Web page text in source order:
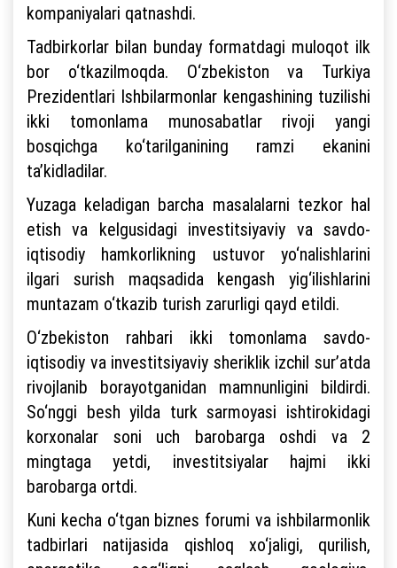
kompaniyalari qatnashdi.
Tadbirkorlar bilan bunday formatdagi muloqot ilk
bor o‘tkazilmoqda. O‘zbekiston va Turkiya
Prezidentlari Ishbilarmonlar kengashining tuzilishi
ikki tomonlama munosabatlar rivoji yangi
bosqichga ko‘tarilganining ramzi ekanini
ta’kidladilar.
Yuzaga keladigan barcha masalalarni tezkor hal
etish va kelgusidagi investitsiyaviy va savdo-
iqtisodiy hamkorlikning ustuvor yo‘nalishlarini
ilgari surish maqsadida kengash yig‘ilishlarini
muntazam o‘tkazib turish zarurligi qayd etildi.
O‘zbekiston rahbari ikki tomonlama savdo-
iqtisodiy va investitsiyaviy sheriklik izchil sur’atda
rivojlanib borayotganidan mamnunligini bildirdi.
So‘nggi besh yilda turk sarmoyasi ishtirokidagi
korxonalar soni uch barobarga oshdi va 2
mingtaga yetdi, investitsiyalar hajmi ikki
barobarga ortdi.
Kuni kecha o‘tgan biznes forumi va ishbilarmonlik
tadbirlari natijasida qishloq xo‘jaligi, qurilish,